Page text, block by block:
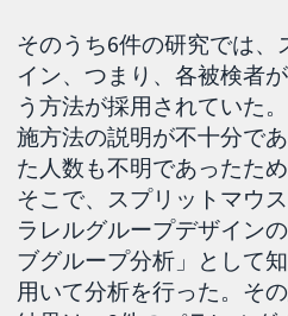
そのうち6件の研究では
イン、つまり、各被検者
う方法が採用されていた
施方法の説明が不十分で
た人数も不明であったた
そこで、スプリットマウ
ラレルグループデザイン
ブグループ分析」として
用いて分析を行った。そ